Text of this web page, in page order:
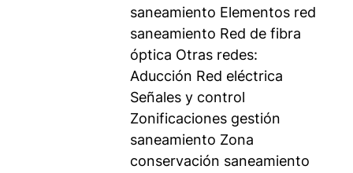
saneamiento Elementos red
saneamiento Red de fibra
óptica Otras redes:
Aducción Red eléctrica
Señales y control
Zonificaciones gestión
saneamiento Zona
conservación saneamiento